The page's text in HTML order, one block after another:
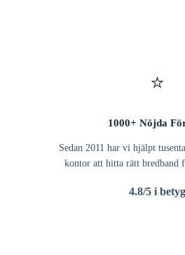
⭐
1000+ Nöjda
Sedan 2011 har vi hjälpt
kontor att hitta rätt bredband
4.8/5 i betyg